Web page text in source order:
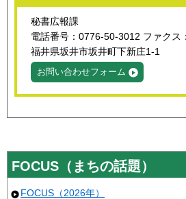
秘書広報課
電話番号：0776-50-3012 ファクス
福井県坂井市坂井町下新庄1-1
お問い合わせフォーム
FOCUS（まちの話題）
FOCUS（2026年）